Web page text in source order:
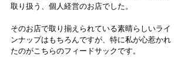
取り扱う、個人経営のお店でした。
そのお店で取り揃えられている素晴らしいライ
ンナップはもちろんですが、特に私が心惹かれ
たのがこちらのフィードサックです。